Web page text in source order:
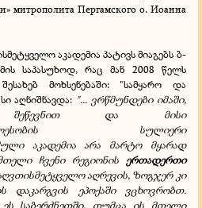
митрополита Пергамского о. Иоанна
აკადემია პატივს მიაგებს ბ-
საპასუხოდ, რაც მან 2008 წელს
მოხსენებაში: "სამყარო და
აღნიშნავდა: "... ვრწმუნდები იმაში,
და მისი
სულიერი
აკადემია არა მარტო მყარად
ჩვენი რეგიონის ერთადერთი
აღრევის, ზოგჯერ კი
დაკარგვის ეპოქაში ვცხოვრობთ.
ეს საბერძნეთში, თუმცა ის მთელი